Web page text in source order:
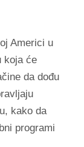
Americi u
koja će
da dođu
kako da
programi